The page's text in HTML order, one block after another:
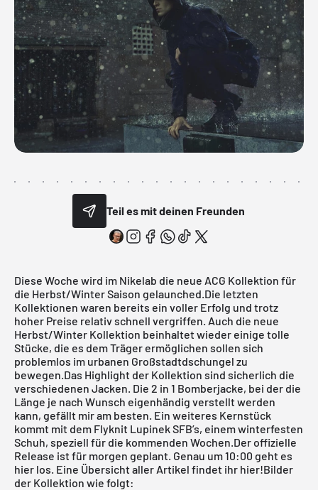
Teil es mit deinen Freunden
Diese Woche wird im Nikelab die neue ACG Kollektion für
die Herbst/Winter Saison gelaunched.Die letzten
Kollektionen waren bereits ein voller Erfolg und trotz
hoher Preise relativ schnell vergriffen. Auch die neue
Herbst/Winter Kollektion beinhaltet wieder einige tolle
Stücke, die es dem Träger ermöglichen sollen sich
problemlos im urbanen Großstadtdschungel zu
bewegen.Das Highlight der Kollektion sind sicherlich die
verschiedenen Jacken. Die 2 in 1 Bomberjacke, bei der die
Länge je nach Wunsch eigenhändig verstellt werden
kann, gefällt mir am besten. Ein weiteres Kernstück
kommt mit dem Flyknit Lupinek SFB’s, einem winterfesten
Schuh, speziell für die kommenden Wochen.Der offizielle
Release ist für morgen geplant. Genau um 10:00 geht es
hier los. Eine Übersicht aller Artikel findet ihr hier!Bilder
der Kollektion wie folgt: